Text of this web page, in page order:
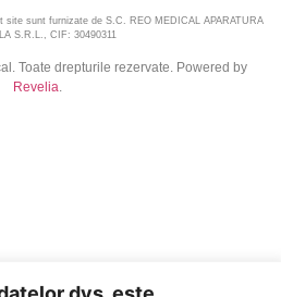
site sunt furnizate de S.C. REO MEDICAL APARATURA
S.R.L., CIF: 30490311
Toate drepturile rezervate. Powered by
Revelia.